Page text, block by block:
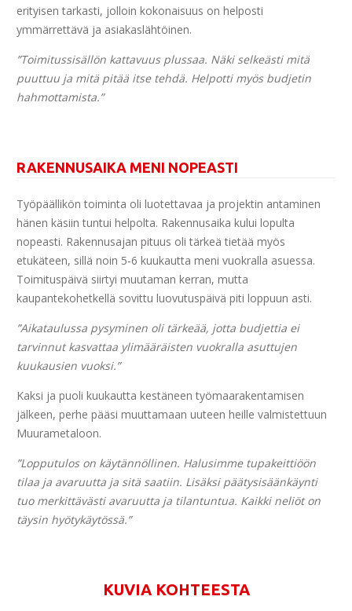
erityisen tarkasti, jolloin kokonaisuus on helposti
ymmärrettävä ja asiakaslähtöinen.
”Toimitussisällön kattavuus plussaa. Näki selkeästi mitä
puuttuu ja mitä pitää itse tehdä. Helpotti myös budjetin
hahmottamista.”
RAKENNUSAIKA MENI NOPEASTI
Työpäällikön toiminta oli luotettavaa ja projektin antaminen
hänen käsiin tuntui helpolta. Rakennusaika kului lopulta
nopeasti. Rakennusajan pituus oli tärkeä tietää myös
etukäteen, sillä noin 5-6 kuukautta meni vuokralla asuessa.
Toimituspäivä siirtyi muutaman kerran, mutta
kaupantekohetkellä sovittu luovutuspäivä piti loppuun asti.
”Aikataulussa pysyminen oli tärkeää, jotta budjettia ei
tarvinnut kasvattaa ylimääräisten vuokralla asuttujen
kuukausien vuoksi.”
Kaksi ja puoli kuukautta kestäneen työmaarakentamisen
jälkeen, perhe pääsi muuttamaan uuteen heille valmistettuun
Muurametaloon.
”Lopputulos on käytännöllinen. Halusimme tupakeittiöön
tilaa ja avaruutta ja sitä saatiin. Lisäksi päätysisäänkäynti
tuo merkittävästi avaruutta ja tilantuntua. Kaikki neliöt on
täysin hyötykäytössä.”
KUVIA KOHTEESTA